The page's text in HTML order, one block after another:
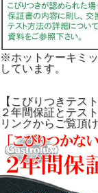
※ホットケーキミ
しています。
【こびりつきテス
２年間保証とテス
リンクからご覧頂け